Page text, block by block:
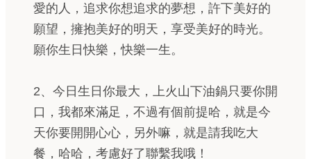
愛的人，追求你想追求的夢想，許下美好的
願望，擁抱美好的明天，享受美好的時光。
願你生日快樂，快樂一生。
2、今日生日你最大，上火山下油鍋只要你開
口，我都來滿足，不過有個前提哈，就是今
天你要開開心心，另外嘛，就是請我吃大
餐，哈哈，考慮好了聯繫我哦！